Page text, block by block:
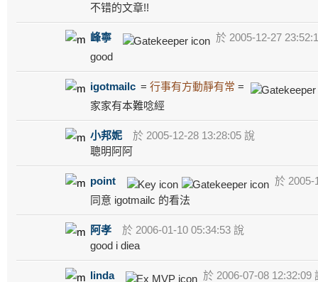
不错的文章!!
峰寧
於 2005-12-27
good
igotmailc =行事有方動靜有常 =
家家有本難唸經
小邦妮
於 2005-12-28 13:28:05 說
聰明阿阿
point
於 2005-
同意 igotmailc 的看法
阿孝
於 2006-01-10 05:34:53 說
good i diea
linda
於 2006-07-08 12:32:09